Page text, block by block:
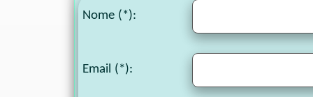
Nome (*):
Email (*):